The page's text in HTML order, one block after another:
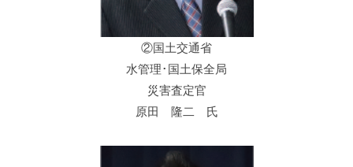
②国土交通省
水管理･国土保全局
災害査定官
原田 隆二 氏